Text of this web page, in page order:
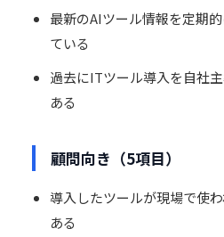
最新のAIツール情報を定期
ている
過去にITツール導入を自社
ある
顧問向き（5項目）
導入したツールが現場で使
ある